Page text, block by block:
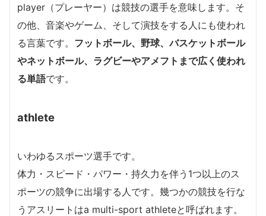
player（プレーヤー）は競技の選手を意味します。そ
の他、音楽やゲーム、そして演技をする人にも使われ
る言葉です。 フットボール、野球、バスケットボール
やネットボール、ラグビーやアメフトまで広く使われ
る単語です。
athlete
いわゆるスポーツ選手です。
体力・スピード・パワー・持久力を伴う1つ以上のス
ポーツの競争に出場する人です。幾つかの競技を行な
うアスリートはa multi-sport athleteと呼ばれます。